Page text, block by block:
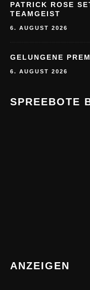
PATRICK ROSE
TEAMGEIST
6. AUGUST 2026
GELUNGENE
6. AUGUST 2026
SPREEBOTE
ANZEIGEN